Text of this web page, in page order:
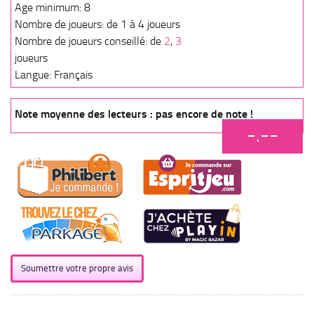
Age minimum: 8
Nombre de joueurs: de 1 à 4 joueurs
Nombre de joueurs conseillé: de 2, 3
joueurs
Langue: Français
Note moyenne des lecteurs : pas encore de note !
-.--
Soumettre votre propre avis